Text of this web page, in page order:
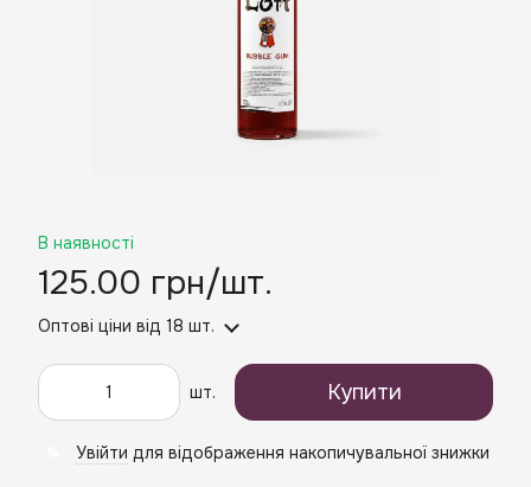
В наявності
125.00 грн/шт.
Оптові ціни від 18 шт.
шт. Купити
Увійти для відображення накопичувальної знижки